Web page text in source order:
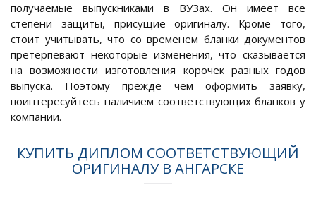
получаемые выпускниками в ВУЗах. Он имеет все
степени защиты, присущие оригиналу. Кроме того,
стоит учитывать, что со временем бланки документов
претерпевают некоторые изменения, что сказывается
на возможности изготовления корочек разных годов
выпуска. Поэтому прежде чем оформить заявку,
поинтересуйтесь наличием соответствующих бланков у
компании.
КУПИТЬ ДИПЛОМ СООТВЕТСТВУЮЩИЙ
ОРИГИНАЛУ В АНГАРСКЕ